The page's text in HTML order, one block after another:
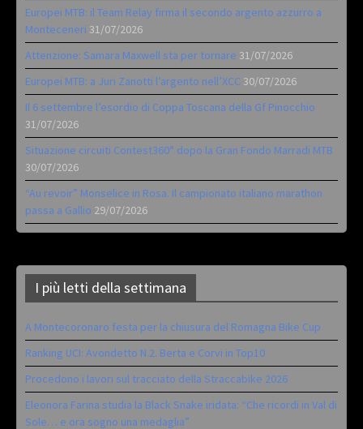
Europei MTB: il Team Relay firma il secondo argento azzurro a
Monteceneri 31/07/2026
Attenzione: Samara Maxwell sta per tornare 31/07/2026
Europei MTB: a Juri Zanotti l’argento nell’XCC 30/07/2026
Il 6 settembre l’esordio di Coppa Toscana della Gf Pinocchio
31/07/2026
Situazione circuiti Contest360° dopo la Gran Fondo Marradi MTB
30/07/2026
“Au revoir” Monselice in Rosa. Il campionato italiano marathon
passa a Gallio 29/07/2026
I più letti della settimana
A Montecoronaro festa per la chiusura del Romagna Bike Cup
Ranking UCI: Avondetto N.2. Berta e Corvi in Top10
Procedono i lavori sul tracciato della Straccabike 2026
Eleonora Farina studia la Black Snake iridata: “Che ricordi in Val di
Sole… e ora sogno una medaglia”